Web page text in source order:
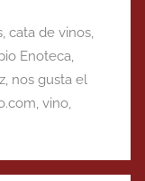
, cata de vinos,
Enoteca,
, nos gusta el
, vino,